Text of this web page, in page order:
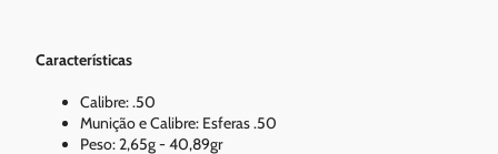
Características
Calibre: .50
Munição e Calibre: Esferas .50
Peso: 2,65g - 40,89gr